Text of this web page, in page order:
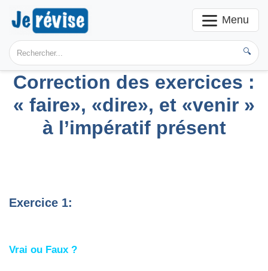
Menu
🔍
Correction des exercices :
« faire», «dire», et «venir »
à l’impératif présent
Exercice 1:
Vrai ou Faux ?